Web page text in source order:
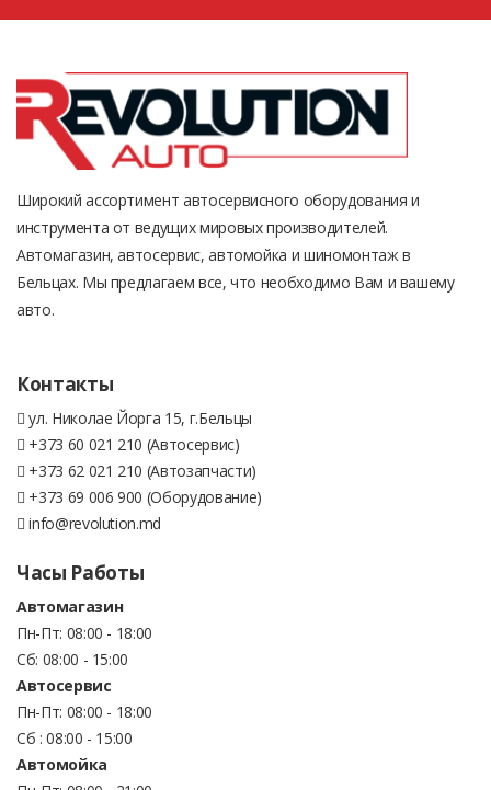
Широкий ассортимент автосервисного оборудования и
инструмента от ведущих мировых производителей.
Автомагазин, автосервис, автомойка и шиномонтаж в
Бельцах. Мы предлагаем все, что необходимо Вам и вашему
авто.
Контакты
ул. Николае Йорга 15, г.Бельцы
+373 60 021 210 (Автосервис)
+373 62 021 210 (Автозапчасти)
+373 69 006 900 (Оборудование)
info@revolution.md
Часы Работы
Автомагазин
Пн-Пт: 08:00 - 18:00
Сб: 08:00 - 15:00
Автосервис
Пн-Пт: 08:00 - 18:00
Сб : 08:00 - 15:00
Автомойка